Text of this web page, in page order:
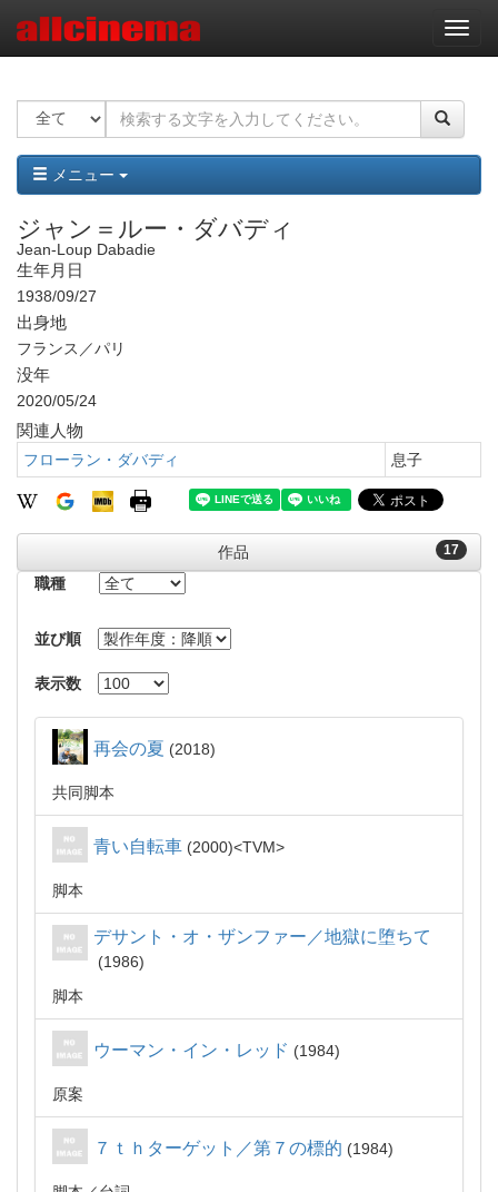
ナ
ビ
ー
ョ
ン
メニュー
ジャン＝ルー・ダバディ
Jean-Loup Dabadie
生年月日
1938/09/27
出身地
フランス／パリ
没年
2020/05/24
関連人物
フローラン・ダバディ 息子
17
作品
職種
並び順
表示数
再会の夏 2018
共同脚本
青い自転車 2000 TVM
脚本
デサント・オ・ザンファー／地獄に堕ちて
1986
脚本
ウーマン・イン・レッド 1984
原案
７ｔｈターゲット／第７の標的 1984